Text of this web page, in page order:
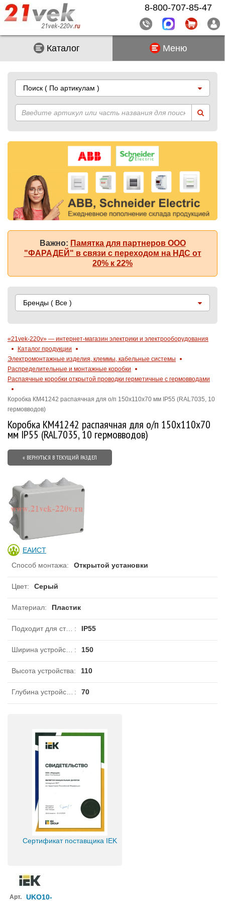
Каталог Меню
Поиск ( По артикулам )
Важно: Памятка для партнеров ООО
"ФАРАДЕЙ" в связи с переходом на НДС от
20% к 22%
Бренды ( Все )
«21vek-220v» — интернет-магазин электрики и электрооборудования
Каталог продукции
Электромонтажные изделия, клеммы, кабельные системы
Распределительные и монтажные коробки
Распаячные коробки открытой проводки герметичные с гермовводами
Коробка КМ41242 распаячная для о/п 150х110х70 мм IP55 (RAL7035, 10
гермовводов)
Коробка КМ41242 распаячная для о/п 150х110х70
мм IP55 (RAL7035, 10 гермовводов)
« ВЕРНУТЬСЯ В ТЕКУЩИЙ РАЗДЕЛ
ЕАИСТ
Способ монтажа: Открытой установки
Цвет: Серый
Материал: Пластик
Подходит для степени защиты IP : IP55
Ширина устройства : 150
Высота устройства: 110
Глубина устройства : 70
Сертификат поставщика IEK
Арт. UKO10-
8-800-707-85-47